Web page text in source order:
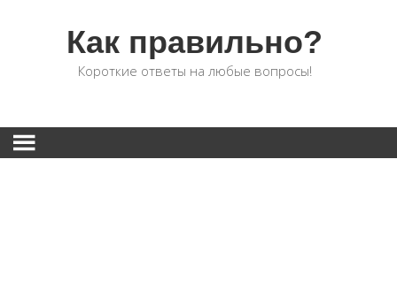
Как правильно?
Короткие ответы на любые вопросы!